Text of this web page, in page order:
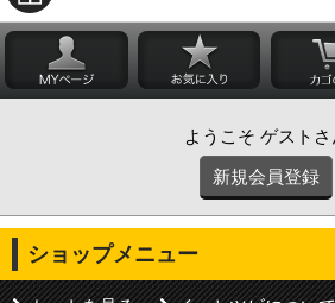
ようこそ ゲストさ
新規会員登録
ショップメニュー